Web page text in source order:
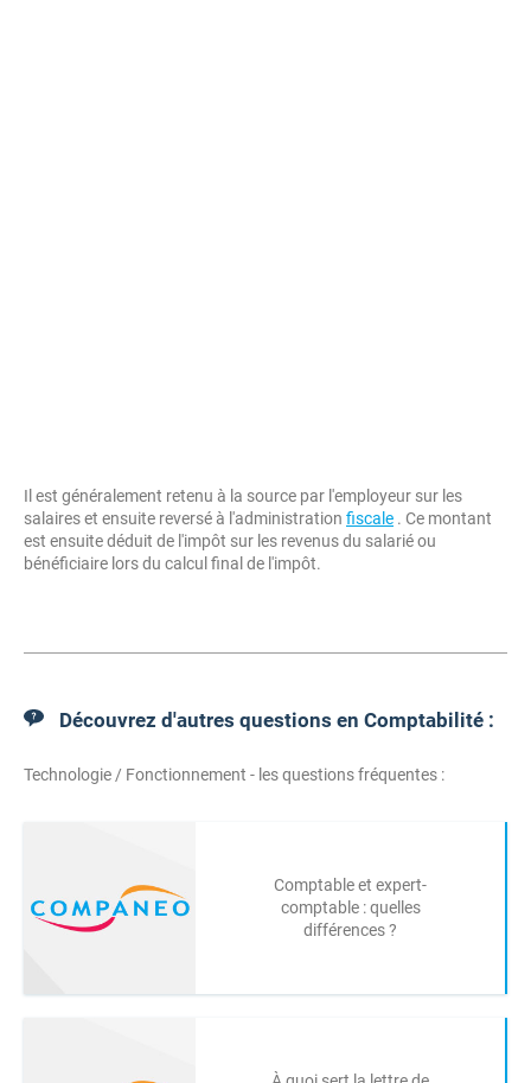
Il est généralement retenu à la source par l'employeur sur les
salaires et ensuite reversé à l'administration fiscale . Ce montant
est ensuite déduit de l'impôt sur les revenus du salarié ou
bénéficiaire lors du calcul final de l'impôt.
Découvrez d'autres questions en Comptabilité :
Technologie / Fonctionnement - les questions fréquentes :
Comptable et expert-
comptable : quelles
différences ?